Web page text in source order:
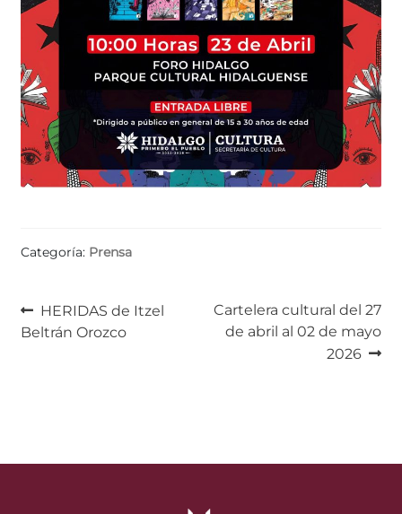
Categoría: Prensa
Navegación
Anterior:
HERIDAS de Itzel
Beltrán Orozco
Siguiente:
Cartelera cultural del 27
de abril al 02 de mayo
2026